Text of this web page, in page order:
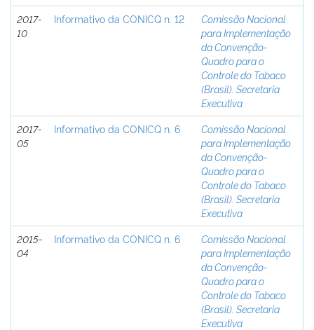
2017-
10
Informativo da CONICQ n. 12
Comissão Nacional
para Implementação
da Convenção-
Quadro para o
Controle do Tabaco
(Brasil). Secretaria
Executiva
2017-
05
Informativo da CONICQ n. 6
Comissão Nacional
para Implementação
da Convenção-
Quadro para o
Controle do Tabaco
(Brasil). Secretaria
Executiva
2015-
04
Informativo da CONICQ n. 6
Comissão Nacional
para Implementação
da Convenção-
Quadro para o
Controle do Tabaco
(Brasil). Secretaria
Executiva